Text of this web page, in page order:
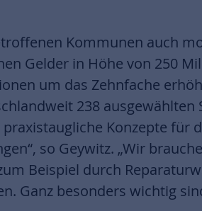
Kommunen auch
Gelder in Höhe von 250
um das Zehnfache
238
Konzepte für
so Geywitz. „Wir
Beispiel durch
Ganz besonders wichtig